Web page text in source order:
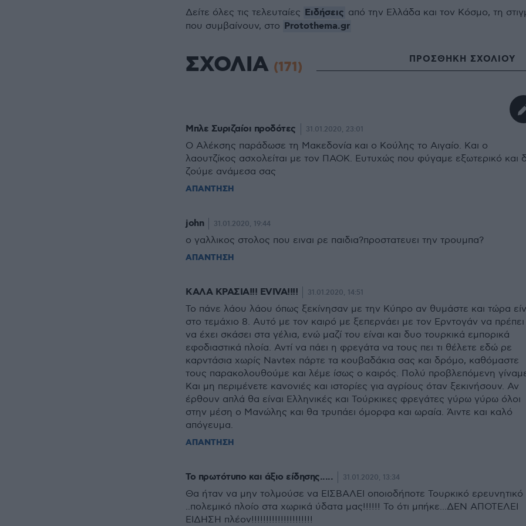
Δείτε όλες τις τελευταίες Ειδήσεις από την Ελλάδα και τον Κόσμο, τη
που συμβαίνουν, στο Protothema.gr
ΣΧΟΛΙΑ (171) ΠΡΟΣΘΗΚΗ ΣΧΟΛΙΟΥ
Μπλε Συριζαίοι προδότες 31.01.2020, 23:01
Ο Αλέκσης παράδωσε τη Μακεδονία και ο Κούλης το Αιγαίο. Και ο
λαουτζίκος ασχολείται με τον ΠΑΟΚ. Ευτυχώς που φύγαμε εξωτερικό και
ζούμε ανάμεσα σας
ΑΠΑΝΤΗΣΗ
john 31.01.2020, 19:44
ο γαλλικος στολος που ειναι ρε παιδια?προστατευει την τρουμπα?
ΑΠΑΝΤΗΣΗ
ΚΑΛΑ ΚΡΑΣΙΑ!!! EVIVA!!!! 31.01.2020, 14:51
Το πάνε λάου λάου όπως ξεκίνησαν με την Κύπρο αν θυμάστε και τώρα
στο τεμάχιο 8. Αυτό με τον καιρό με ξεπερνάει με τον Ερντογάν να πρέπει
να έχει σκάσει στα γέλια, ενώ μαζί του είναι και δυο τουρκικά εμπορικά
εφοδιαστικά πλοία. Αντί να πάει η φρεγάτα να τους πει τι θέλετε εδώ ρε
καρντάσια χωρίς Navtex πάρτε τα κουβαδάκια σας και δρόμο, καθόμαστε
τους παρακολουθούμε και λέμε ίσως ο καιρός. Πολύ προβλεπόμενη
Και μη περιμένετε κανονιές και ιστορίες για αγρίους όταν ξεκινήσουν. Αν
έρθουν απλά θα είναι Ελληνικές και Τούρκικες φρεγάτες γύρω γύρω όλοι
στην μέση ο Μανώλης και θα τρυπάει όμορφα και ωραία. Άιντε και καλό
απόγευμα.
ΑΠΑΝΤΗΣΗ
Το πρωτότυπο και άξιο είδησης..... 31.01.2020, 13:34
Θα ήταν να μην τολμούσε να ΕΙΣΒΑΛΕΙ οποιοδήποτε Τουρκικό ερευνητικό
..πολεμικό πλοίο στα χωρικά ύδατα μας!!!!!! Το ότι μπήκε...ΔΕΝ ΑΠΟΤΕΛΕΙ
ΕΙΔΗΣΗ πλέον!!!!!!!!!!!!!!!!!!!!!